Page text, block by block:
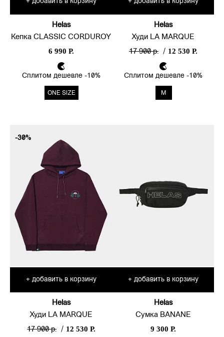
+
Helas
Кепка CLASSIC CORDUROY
6 990 Р.
Сплитом дешевле -10%
ONE SIZE
+
Helas
Худи LA MARQUE
17 900 р.
/ 12 530 Р.
Сплитом дешевле -10%
M
-30%
+ добавить в корзину
Helas
Худи LA MARQUE
17 900 р.
/ 12 530 Р.
+ добавить в корзину
Helas
Сумка BANANE
9 300 Р.